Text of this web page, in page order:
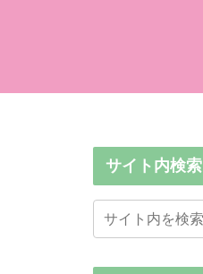
サイト内検索